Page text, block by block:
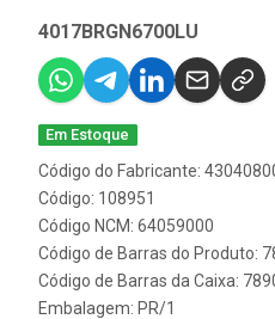
4017BRGN6700LU
Em Estoque
Código do Fabricante:
Código: 108951
Código NCM: 64059000
Código de Barras do Produto:
Código de Barras da Caixa:
Embalagem: PR/1